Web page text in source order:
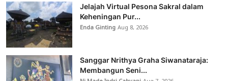
Jelajah Virtual Pesona Sakral dalam
Keheningan Pur...
Enda GintingAug 8, 2026
Sanggar Nrithya Graha Siwanataraja:
Membangun Seni...